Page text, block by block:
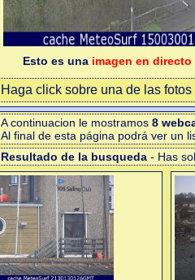
Esto es una imagen en directo
Haga click sobre una de las
A continuacion le mostramos 8
Al final de esta página podrá ver un
Resultado de la busqueda - Has